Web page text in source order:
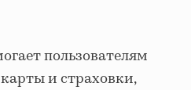
пользователям
и страховки,